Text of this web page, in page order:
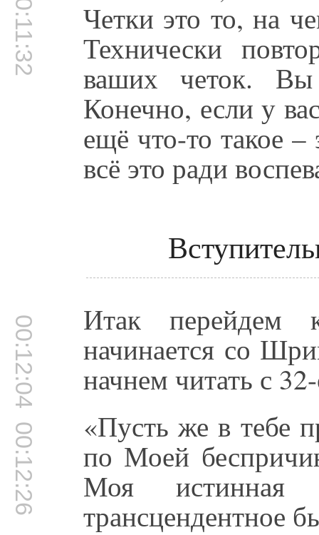
00:11:32 Четки это то, на
Технически
ваших четок. Вы
Конечно, если у
ещё что-то такое
всё это ради
00:12:04 Итак перейдем
начинается со
начнем читать с
00:12:26 «Пусть же в тебе
по Моей
Моя
трансцендентное